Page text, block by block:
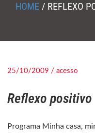
HOME / REFLEXO
25/10/2009 / acesso
Reflexo positivo
Programa Minha casa,